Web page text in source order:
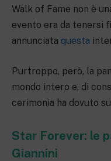
Walk of Fame non è
evento era da tenersi
annunciata questa
Purtroppo, però, la
mondo intero e, di
cerimonia ha dovuto
Star Forever: le
Giannini